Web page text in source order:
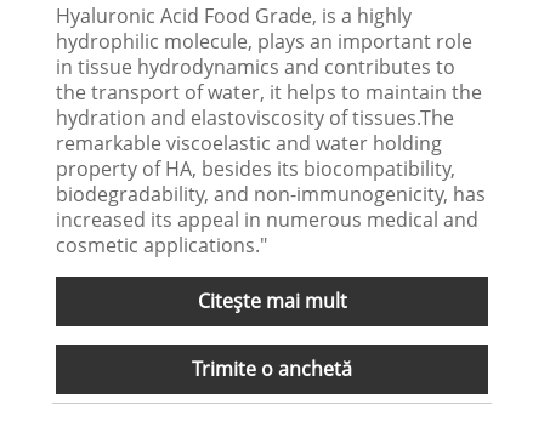
Hyaluronic Acid Food Grade, is a highly
hydrophilic molecule, plays an important role
in tissue hydrodynamics and contributes to
the transport of water, it helps to maintain the
hydration and elastoviscosity of tissues.The
remarkable viscoelastic and water holding
property of HA, besides its biocompatibility,
biodegradability, and non-immunogenicity, has
increased its appeal in numerous medical and
cosmetic applications."
Citeşte mai mult
Trimite o anchetă